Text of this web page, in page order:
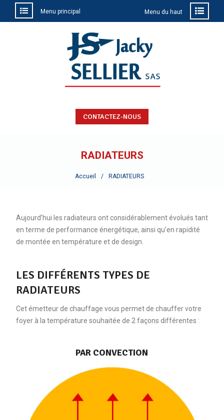
Menu principal Menu du haut
CONTACTEZ-NOUS
RADIATEURS
Accueil RADIATEURS
Aujourd’hui les radiateurs ont considérablement évolués tant
en terme de performance énergétique, ainsi qu’en rapidité
de montée en température et de design.
LES DIFFÉRENTS TYPES DE
RADIATEURS
Cet émetteur de chauffage vous permet de chauffer votre
foyer à la température souhaitée de 2 façons différentes :
PAR CONVECTION